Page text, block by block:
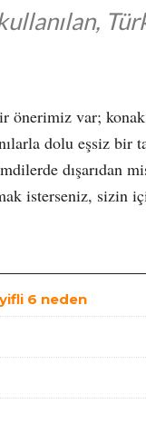
önerimiz var;
dolu eşsiz bir
dışarıdan
isterseniz, sizin
6 neden